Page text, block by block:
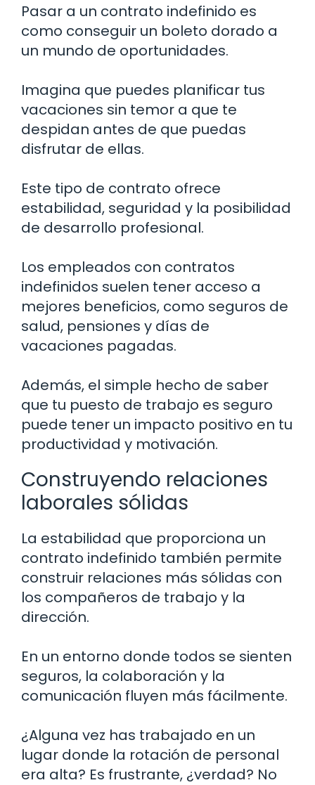
Pasar a un contrato indefinido es
como conseguir un boleto dorado a
un mundo de oportunidades.
Imagina que puedes planificar tus
vacaciones sin temor a que te
despidan antes de que puedas
disfrutar de ellas.
Este tipo de contrato ofrece
estabilidad, seguridad y la posibilidad
de desarrollo profesional.
Los empleados con contratos
indefinidos suelen tener acceso a
mejores beneficios, como seguros de
salud, pensiones y días de
vacaciones pagadas.
Además, el simple hecho de saber
que tu puesto de trabajo es seguro
puede tener un impacto positivo en tu
productividad y motivación.
Construyendo relaciones
laborales sólidas
La estabilidad que proporciona un
contrato indefinido también permite
construir relaciones más sólidas con
los compañeros de trabajo y la
dirección.
En un entorno donde todos se sienten
seguros, la colaboración y la
comunicación fluyen más fácilmente.
¿Alguna vez has trabajado en un
lugar donde la rotación de personal
era alta? Es frustrante, ¿verdad? No